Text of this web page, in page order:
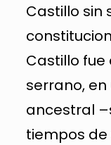
Castillo sin
Castillo fue
serrano,
ancestral
tiempos de